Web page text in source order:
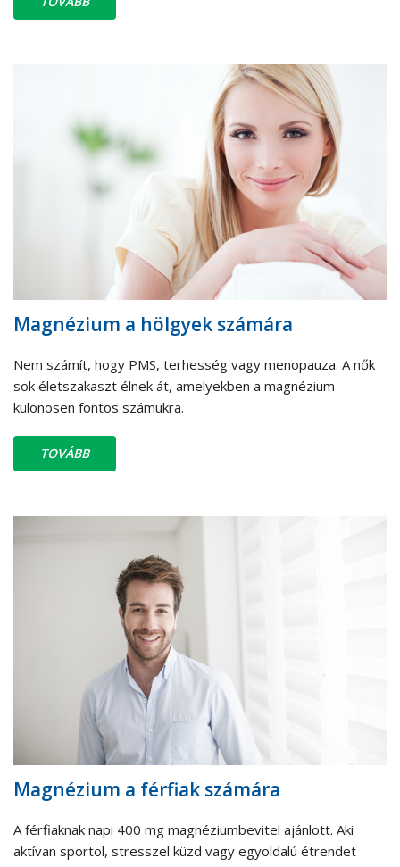
Magnézium a hölgyek számára
Nem számít, hogy PMS, terhesség vagy menopauza. A nők
sok életszakaszt élnek át, amelyekben a magnézium
különösen fontos számukra.
TOVÁBB
Magnézium a férfiak számára
A férfiaknak napi 400 mg magnéziumbevitel ajánlott. Aki
aktívan sportol, stresszel küzd vagy egyoldalú étrendet